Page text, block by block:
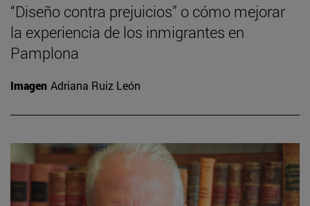
“Diseño contra prejuicios” o cómo mejorar
la experiencia de los inmigrantes en
Pamplona
Imagen Adriana Ruiz León